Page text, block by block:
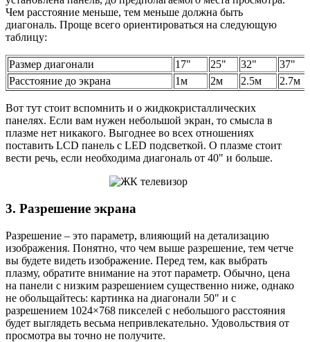
Чем расстояние меньше, тем меньше должна быть
диагональ. Проще всего ориентироваться на следующую
таблицу:
Размер диагонали 17" 25" 32"
37"
Расстояние до экрана
1м 2м 2.5м 2.7м
Вот тут стоит вспомнить и о жидкокристаллических
панелях. Если вам нужен небольшой экран, то смысла в
плазме нет никакого. Выгоднее во всех отношениях
поставить LСD панель с LED подсветкой. О плазме стоит
вести речь, если необходима диагональ от 40" и больше.
3. Разрешение экрана
Разрешение – это параметр, влияющий на детализацию
изображения. Понятно, что чем выше разрешение, тем четче
вы будете видеть изображение. Перед тем, как выбрать
плазму, обратите внимание на этот параметр. Обычно, цена
на панели с низким разрешением существенно ниже, однако
не обольщайтесь: картинка на диагонали 50" и с
разрешением 1024×768 пикселей с небольшого расстояния
будет выглядеть весьма непривлекательно. Удовольствия от
просмотра вы точно не получите.